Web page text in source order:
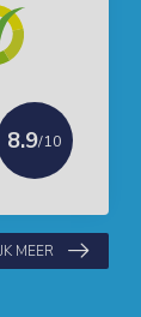
8.9/10
MEER